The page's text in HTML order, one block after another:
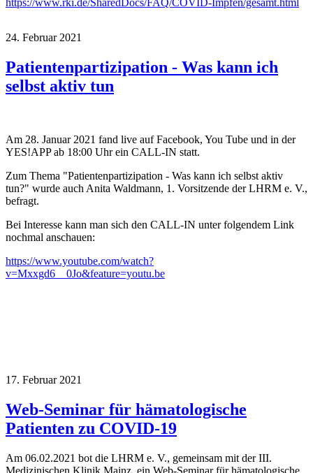
https://www.rki.de/SharedDocs/FAQ/COVID-Impfen/gesamt.html
24. Februar 2021
Patientenpartizipation - Was kann ich
selbst aktiv tun
Am 28. Januar 2021 fand live auf Facebook, You Tube und in der
YES!APP ab 18:00 Uhr ein CALL-IN statt.
Zum Thema "Patientenpartizipation - Was kann ich selbst aktiv
tun?" wurde auch Anita Waldmann, 1. Vorsitzende der LHRM e. V.,
befragt.
Bei Interesse kann man sich den CALL-IN unter folgendem Link
nochmal anschauen:
https://www.youtube.com/watch?
v=Mxxgd6__0Jo&feature=youtu.be
17. Februar 2021
Web-Seminar für hämatologische
Patienten zu COVID-19
Am 06.02.2021 bot die LHRM e. V., gemeinsam mit der III.
Medizinischen Klinik Mainz, ein Web-Seminar für hämatologische